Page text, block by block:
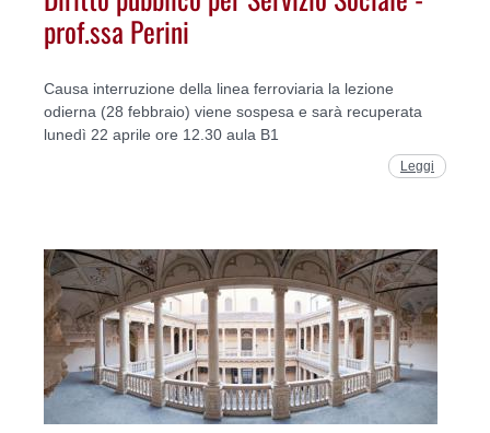
prof.ssa Perini
Causa interruzione della linea ferroviaria la lezione
odierna (28 febbraio) viene sospesa e sarà recuperata
lunedì 22 aprile ore 12.30 aula B1
Leggi